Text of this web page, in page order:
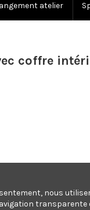
atelier
coffre
- Workmen Security
nous
transparente